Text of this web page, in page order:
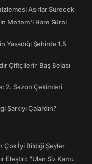
Asırlar Sürecek
Meltem'i Hare Sürel
Yaşadığı Şehirde 1,5
Çiftçilerin Baş Belası
2. Sezon Çekimleri
Çalardın?
Çok İyi Bildiği Şeyler
Eleştiri: "Ulan Siz Kamu